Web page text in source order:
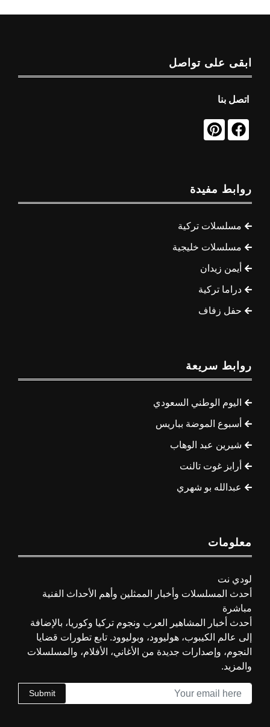
ابقى على تواصل
اتصل بنا
روابط مفيدة
مسلسلات تركية
مسلسلات خليجية
أيمن زيدان
دراما تركية
حفل زفاف
روابط سريعة
اليوم الوطني السعودي
أسبوع الموضة بباريس
شيرين عبد الوهاب
أرابز غوت تالنت
عبدالله بو شهري
معلومات
لودي نت
أحدث المسلسلات وأخبار الممثلين وأهم الأحداث الفنية
مباشرة
أحدث أخبار المشاهير العرب ونجوم تركيا وكوريا، بالإضافة
إلى عالم الكيبوب، هوليوود، وبوليوود. تابع تطورات قضايا
النجوم، وإصدارات جديدة من الأغاني، الأفلام، والمسلسلات
والمزيد.
Submit